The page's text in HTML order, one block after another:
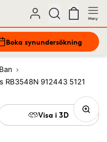
Meny
Boka synundersökning
RB3548N 912443 5121
Visa i 3D